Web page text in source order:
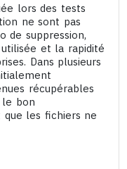
lors des tests
ne sont pas
de suppression,
et la rapidité
Dans plusieurs
récupérables
le bon
les fichiers ne